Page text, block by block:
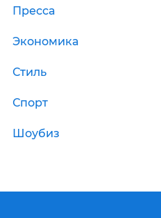
Пресса
Экономика
Стиль
Спорт
Шоубиз